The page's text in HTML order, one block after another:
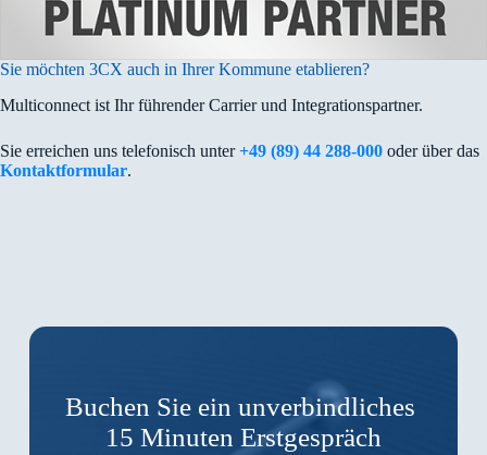
Sie möchten 3CX auch in Ihrer Kommune etablieren?
Multiconnect ist Ihr führender Carrier und Integrationspartner.
Sie erreichen uns telefonisch unter +49 (89) 44 288-000 oder über das
Kontaktformular.
Buchen Sie ein unverbindliches
15 Minuten Erstgespräch